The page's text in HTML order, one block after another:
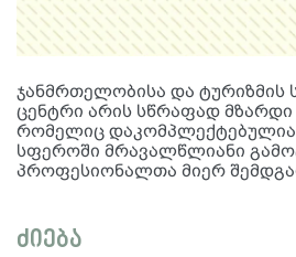
ჯანმრთელობისა და ტურიზმის
ცენტრი არის სწრაფად მზარდი
რომელიც დაკომპლექტებულია
სფეროში მრავალწლიანი
პროფესიონალთა მიერ
ძიება